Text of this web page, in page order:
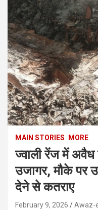
MAIN STORIES MORE
ज्वाली रेंज में
उजागर, मौके पर
देने से कतराए
February 9, 2026 Awaz-